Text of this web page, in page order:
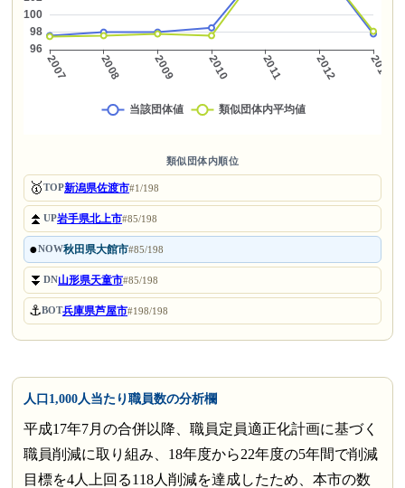
類似団体内順位
🥇TOP新潟県佐渡市#1/198
⏫UP岩手県北上市#85/198
●NOW秋田県大館市#85/198
⏬DN山形県天童市#85/198
⚓BOT兵庫県芦屋市#198/198
人口1,000人当たり職員数の分析欄
平成17年7月の合併以降、職員定員適正化計画に基づく
職員削減に取り組み、18年度から22年度の5年間で削減
目標を4人上回る118人削減を達成したため、本市の数